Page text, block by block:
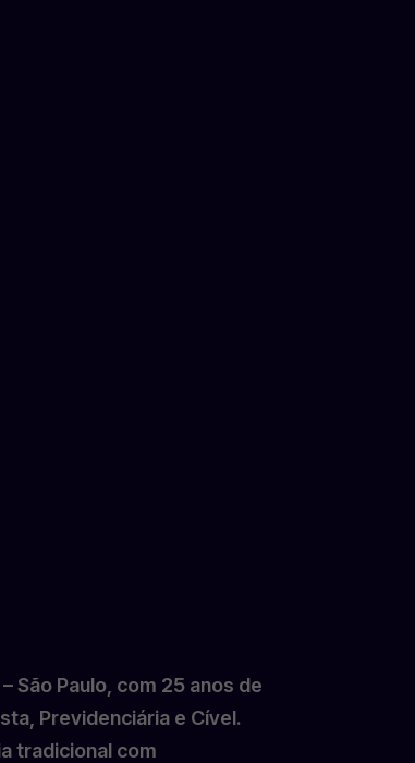
São Paulo, com 25 anos de
Previdenciária e Cível.
tradicional com